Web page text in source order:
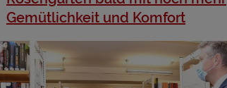
Gemütlichkeit und Komfort